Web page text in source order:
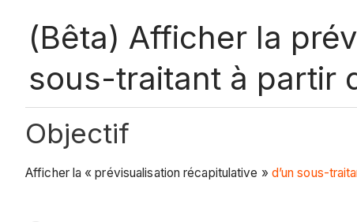
(Bêta) Afficher la
sous-traitant à partir
Objectif
Afficher la « prévisualisation récapitulative » d’un sous-